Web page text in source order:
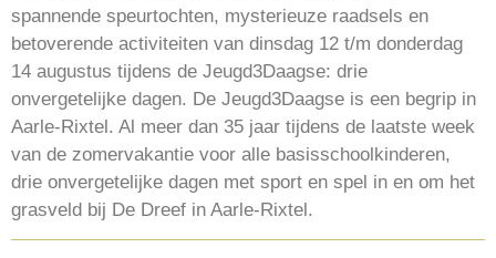
spannende speurtochten, mysterieuze raadsels en
betoverende activiteiten van dinsdag 12 t/m donderdag
14 augustus tijdens de Jeugd3Daagse: drie
onvergetelijke dagen. De Jeugd3Daagse is een begrip in
Aarle-Rixtel. Al meer dan 35 jaar tijdens de laatste week
van de zomervakantie voor alle basisschoolkinderen,
drie onvergetelijke dagen met sport en spel in en om het
grasveld bij De Dreef in Aarle-Rixtel.